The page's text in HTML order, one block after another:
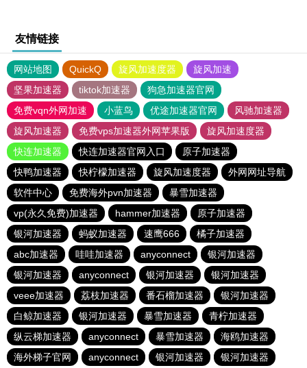
友情链接
网站地图 QuickQ 旋风加速度器
旋风加速
坚果加速器
tiktok加速器
狗急加速器官网
免费vqn外网加速
小蓝鸟 优途加速器官网
风驰加速器
旋风加速器
免费vps加速器外网苹果版
旋风加速度器
快连加速器
快连加速器官网入口
原子加速器
快鸭加速器
快柠檬加速器 旋风加速度器
外网网址导航
软件中心
免费海外pvn加速器
暴雪加速器
vp(永久免费)加速器
hammer加速器
原子加速器
银河加速器
蚂蚁加速器 速鹰666
橘子加速器
abc加速器
哇哇加速器 anyconnect
银河加速器
银河加速器
anyconnect 银河加速器
银河加速器
veee加速器
荔枝加速器 番石榴加速器
银河加速器
白鲸加速器
银河加速器 暴雪加速器
青柠加速器
纵云梯加速器
anyconnect 暴雪加速器
海鸥加速器
海外梯子官网
anyconnect 银河加速器 银河加速器